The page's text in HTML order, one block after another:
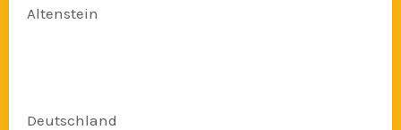
Altenstein
Deutschland